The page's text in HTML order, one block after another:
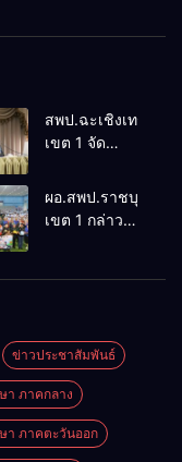
สพป.ฉะเชิงเทรา
เขต 1 จัด
สร้างความรู้
ความเข้าใจ
ประเมิน
เชี่ยวชาญ
เกณฑ์ใหม่
(PA)
ผอ.สพป.ราชบุรี
เขต 1 กล่าว
เสริมความ
ปลอดภัยทาง
ถนนโดยโรตา
รี” นำร่อง
จังหวัดราชบุรี
ข่าวประชาสัมพันธ์
า ภาคกลาง
า ภาคตะวันออก